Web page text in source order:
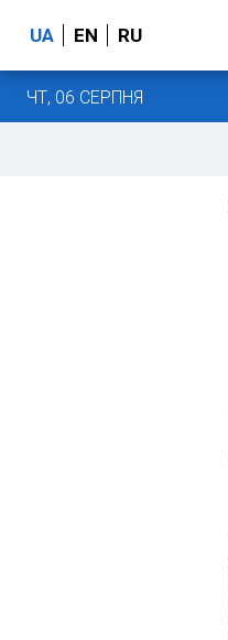
UA EN RU
ЧТ, 06 СЕРПНЯ